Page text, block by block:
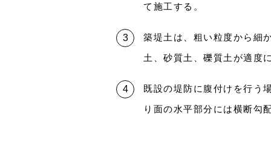
て施工する。
築堤土は、粗い粒度から細
土、砂質土、礫質土が適度
既設の堤防に腹付けを行う
り面の水平部分には横断勾